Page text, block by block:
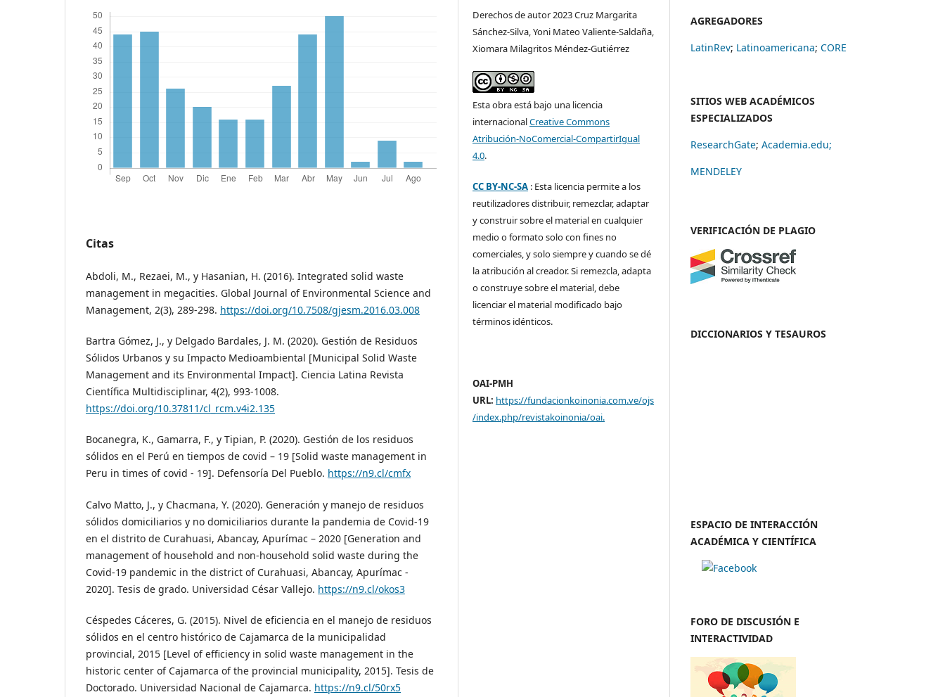
Citas
Abdoli, M., Rezaei, M., y Hasanian, H. (2016). Integrated solid waste
management in megacities. Global Journal of Environmental Science and
Management, 2(3), 289-298. https://doi.org/10.7508/gjesm.2016.03.008
Bartra Gómez, J., y Delgado Bardales, J. M. (2020). Gestión de Residuos
Sólidos Urbanos y su Impacto Medioambiental [Municipal Solid Waste
Management and its Environmental Impact]. Ciencia Latina Revista
Científica Multidisciplinar, 4(2), 993-1008.
https://doi.org/10.37811/cl_rcm.v4i2.135
Bocanegra, K., Gamarra, F., y Tipian, P. (2020). Gestión de los residuos
sólidos en el Perú en tiempos de covid – 19 [Solid waste management in
Peru in times of covid - 19]. Defensoría Del Pueblo. https://n9.cl/cmfx
Calvo Matto, J., y Chacmana, Y. (2020). Generación y manejo de residuos
sólidos domiciliarios y no domiciliarios durante la pandemia de Covid-19
en el distrito de Curahuasi, Abancay, Apurímac – 2020 [Generation and
management of household and non-household solid waste during the
Covid-19 pandemic in the district of Curahuasi, Abancay, Apurímac -
2020]. Tesis de grado. Universidad César Vallejo. https://n9.cl/okos3
Céspedes Cáceres, G. (2015). Nivel de eficiencia en el manejo de residuos
sólidos en el centro histórico de Cajamarca de la municipalidad
provincial, 2015 [Level of efficiency in solid waste management in the
historic center of Cajamarca of the provincial municipality, 2015]. Tesis de
Doctorado. Universidad Nacional de Cajamarca. https://n9.cl/50rx5
Derechos de autor 2023 Cruz Margarita
Sánchez-Silva, Yoni Mateo Valiente-Saldaña,
Xiomara Milagritos Méndez-Gutiérrez
Esta obra está bajo una licencia
internacionalCreative Commons
Atribución-NoComercial-CompartirIgual
4.0.
CC BY-NC-SA : Esta licencia permite a los
reutilizadores distribuir, remezclar, adaptar
y construir sobre el material en cualquier
medio o formato solo con fines no
comerciales, y solo siempre y cuando se dé
la atribución al creador. Si remezcla, adapta
o construye sobre el material, debe
licenciar el material modificado bajo
términos idénticos.
OAI-PMH
URL: https://fundacionkoinonia.com.ve/ojs
/index.php/revistakoinonia/oai.
AGREGADORES
LatinRev; Latinoamericana; CORE
SITIOS WEB ACADÉMICOS
ESPECIALIZADOS
ResearchGate; Academia.edu;
MENDELEY
VERIFICACIÓN DE PLAGIO
DICCIONARIOS Y TESAUROS
ESPACIO DE INTERACCIÓN
ACADÉMICA Y CIENTÍFICA
FORO DE DISCUSIÓN E
INTERACTIVIDAD